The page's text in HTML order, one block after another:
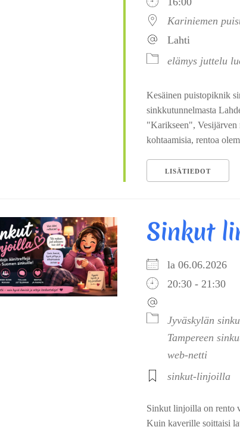
Kariniemen
Lahti
elämys juttelu
Kesäinen puistopiknik
sinkkutunnelmasta
"Karikseen", Vesijärven
kohtaamisia, rentoa
LISÄTIEDOT
Sinkut
la 06.06.2026
20:30 - 21:30
Jyväskylän
Tampereen
web-netti
sinkut-linjoilla
Sinkut linjoilla on rento
Kuin kaverille soittaisi